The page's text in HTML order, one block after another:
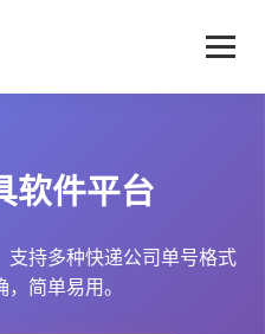
问题
讯
软件平台
支持多种快递公司单号格式
简单易用。